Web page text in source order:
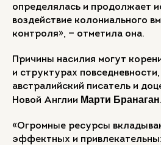
определялась и продолжает
воздействие колониального
контроля», — отметила она.
Причины насилия могут
и структурах
австралийский писатель и
Новой Англии Марти Бранаган.
«Огромные ресурсы
эффектных и